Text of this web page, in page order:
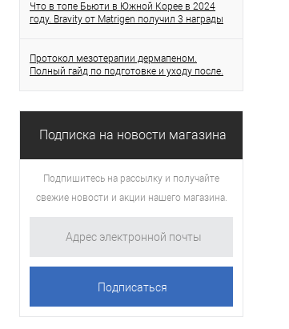
Что в топе Бьюти в Южной Корее в 2024
году. Bravity от Matrigen получил 3 награды
Протокол мезотерапии дермапеном.
Полный гайд по подготовке и уходу после.
Подписка на новости магазина
Подпишитесь на рассылку и получайте
свежие новости и акции нашего магазина.